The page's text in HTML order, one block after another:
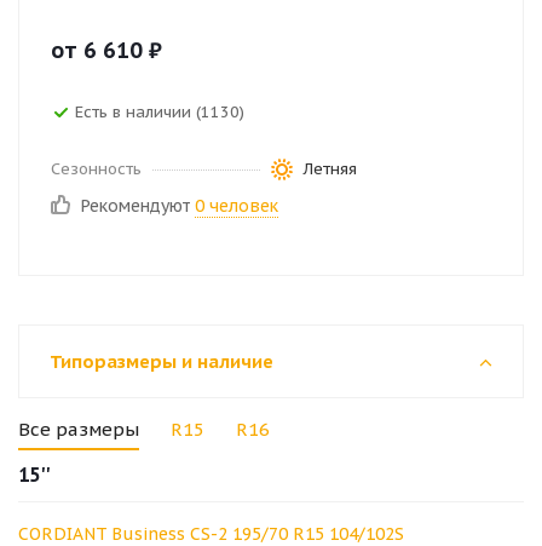
от 6 610 ₽
Есть в наличии (1130)
Сезонность Летняя
Рекомендуют 0 человек
Типоразмеры и наличие
Все размеры R15 R16
15''
CORDIANT Business СS-2 195/70 R15 104/102S